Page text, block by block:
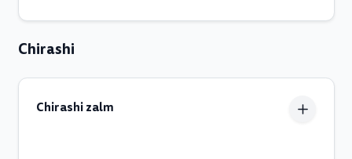
Chirashi
Chirashi zalm